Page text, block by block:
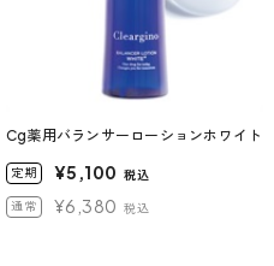
Cg薬用バランサーローションホワイト
定期 ¥5,100 税込
通常 ¥6,380 税込